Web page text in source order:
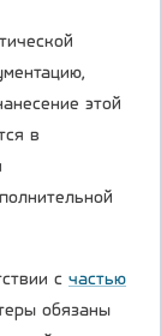
этой
в
с частью
обязаны